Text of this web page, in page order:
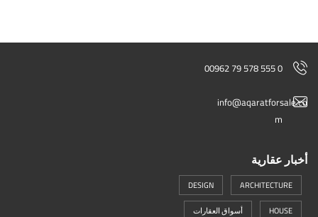
00962 79 578 555 0
info@aqaratforsale.co
m
أخبار عقارية
ARCHITECTURE
DESIGN
HOUSE
أسواق العقارات